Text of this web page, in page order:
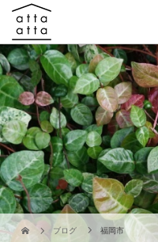
ブログ 福岡市